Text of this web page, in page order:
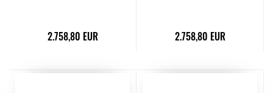
2.758,80 EUR 2.758,80 EUR